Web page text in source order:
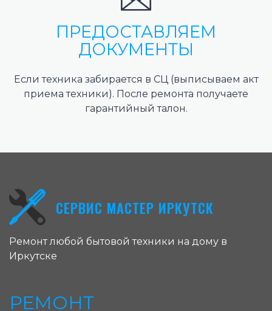
ПРЕДОСТАВЛЯЕМ
ДОКУМЕНТЫ
Если техника забирается в СЦ (выписываем акт
приема техники). После ремонта получаете
гарантийный талон.
СЕРВИС МАСТЕР ИРКУТСК
Ремонт любой бытовой техники на дому в
Иркутске
РЕМОНТ